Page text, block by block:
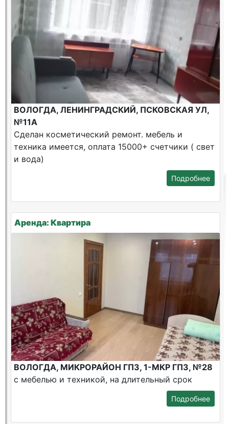
ВОЛОГДА, ЛЕНИНГРАДСКИЙ, ПСКОВСКАЯ УЛ,
№11А
Сделан косметический ремонт. мебель и
техника имеется, оплата 15000+ счетчики ( свет
и вода)
Подробнее
Аренда: Квартира
ВОЛОГДА, МИКРОРАЙОН ГПЗ, 1-МКР ГПЗ, №28
с мебелью и техникой, на длительный срок
Подробнее